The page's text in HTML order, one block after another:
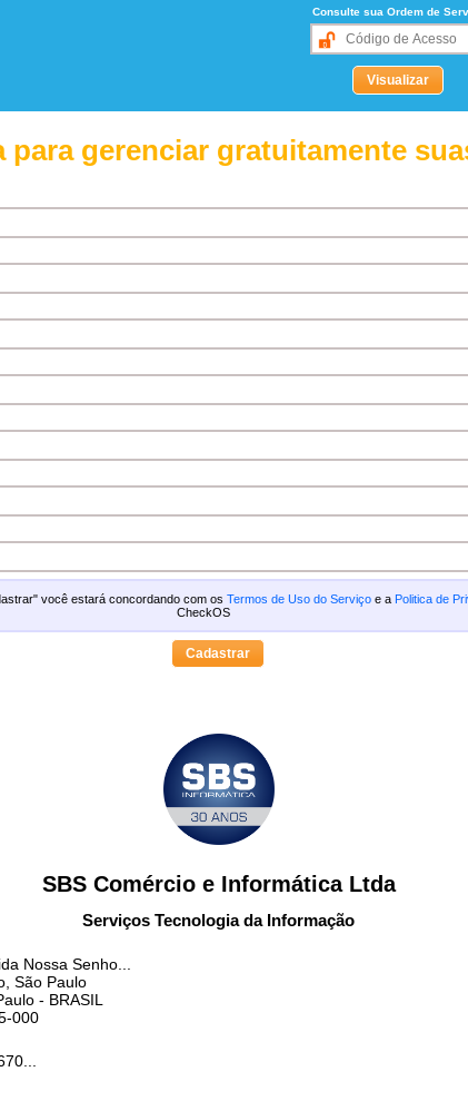
Consulte sua Ordem de
para gerenciar gratuitamente
você estará concordando com os Termos de Uso do Serviçoe a Politica de
CheckOS
SBS Comércio e Informática Ltda
Serviços Tecnologia da Informação
Nossa Senho...
São Paulo
- BRASIL
000